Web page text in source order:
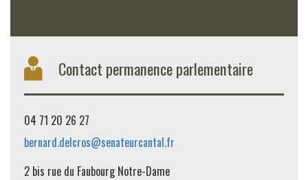
Contact permanence parlementaire
04 71 20 26 27
bernard.delcros@senateurcantal.fr
2 bis rue du Faubourg Notre-Dame